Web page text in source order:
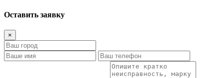
Оставить заявку
×